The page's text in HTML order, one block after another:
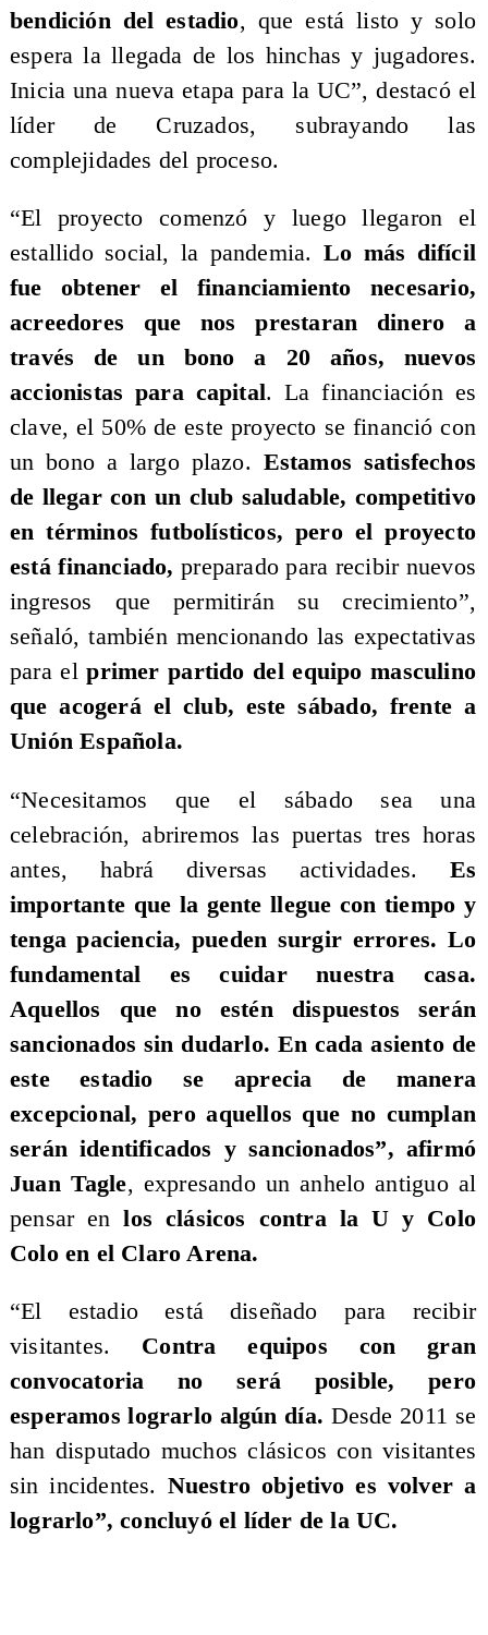
bendición del estadio, que está listo y solo
espera la llegada de los hinchas y jugadores.
Inicia una nueva etapa para la UC”, destacó el
líder de Cruzados, subrayando las
complejidades del proceso.
“El proyecto comenzó y luego llegaron el
estallido social, la pandemia. Lo más difícil
fue obtener el financiamiento necesario,
acreedores que nos prestaran dinero a
través de un bono a 20 años, nuevos
accionistas para capital. La financiación es
clave, el 50% de este proyecto se financió con
un bono a largo plazo. Estamos satisfechos
de llegar con un club saludable, competitivo
en términos futbolísticos, pero el proyecto
está financiado, preparado para recibir nuevos
ingresos que permitirán su crecimiento”,
señaló, también mencionando las expectativas
para elprimer partido del equipo masculino
que acogerá el club, este sábado, frente a
Unión Española.
“Necesitamos que el sábado sea una
celebración, abriremos las puertas tres horas
antes, habrá diversas actividades. Es
importante que la gente llegue con tiempo y
tenga paciencia, pueden surgir errores. Lo
fundamental es cuidar nuestra casa.
Aquellos que no estén dispuestos serán
sancionados sin dudarlo. En cada asiento de
este estadio se aprecia de manera
excepcional, pero aquellos que no cumplan
serán identificados y sancionados”, afirmó
Juan Tagle, expresando un anhelo antiguo al
pensar enlos clásicos contra la U y Colo
Colo en el Claro Arena.
“El estadio está diseñado para recibir
visitantes. Contra equipos con gran
convocatoria no será posible, pero
esperamos lograrlo algún día. Desde 2011 se
han disputado muchos clásicos con visitantes
sin incidentes. Nuestro objetivo es volver a
lograrlo”, concluyó el líder de la UC.